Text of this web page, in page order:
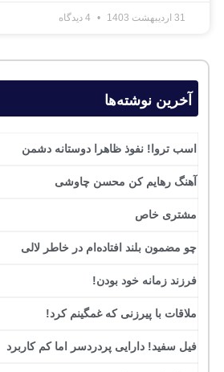
31 اردیبهشت 1403 4 دیدگاه
آخرین نوشته‌ها
اسب تروا! نفوذ ظاهرا دوستانه دشمن
آهنگ رهایم کن محسن چاوشی
مشتری خاص
چو مضمون بلند افتاده‌ام در خاطر لالی
فرزند زمانه خود بودن!
ملاقات با پیرزنی که غمگینم کرد!
فیل سفید! دارایی پردردسر اما کم کاربرد